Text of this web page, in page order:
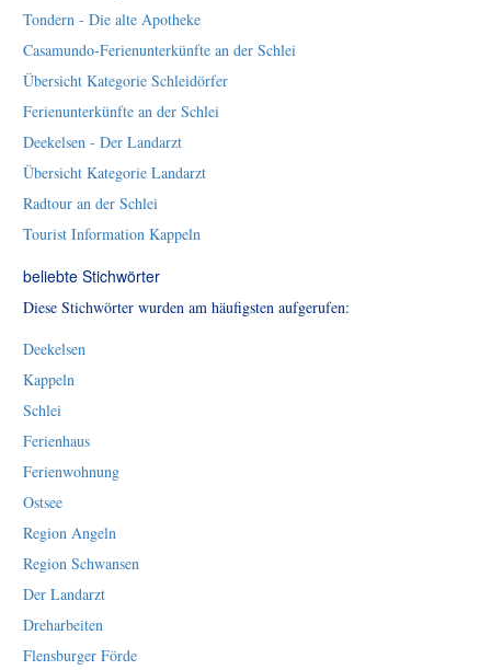
Tondern - Die alte Apotheke
Casamundo-Ferienunterkünfte an der Schlei
Übersicht Kategorie Schleidörfer
Ferienunterkünfte an der Schlei
Deekelsen - Der Landarzt
Übersicht Kategorie Landarzt
Radtour an der Schlei
Tourist Information Kappeln
beliebte Stichwörter
Diese Stichwörter wurden am häufigsten aufgerufen:
Deekelsen
Kappeln
Schlei
Ferienhaus
Ferienwohnung
Ostsee
Region Angeln
Region Schwansen
Der Landarzt
Dreharbeiten
Flensburger Förde